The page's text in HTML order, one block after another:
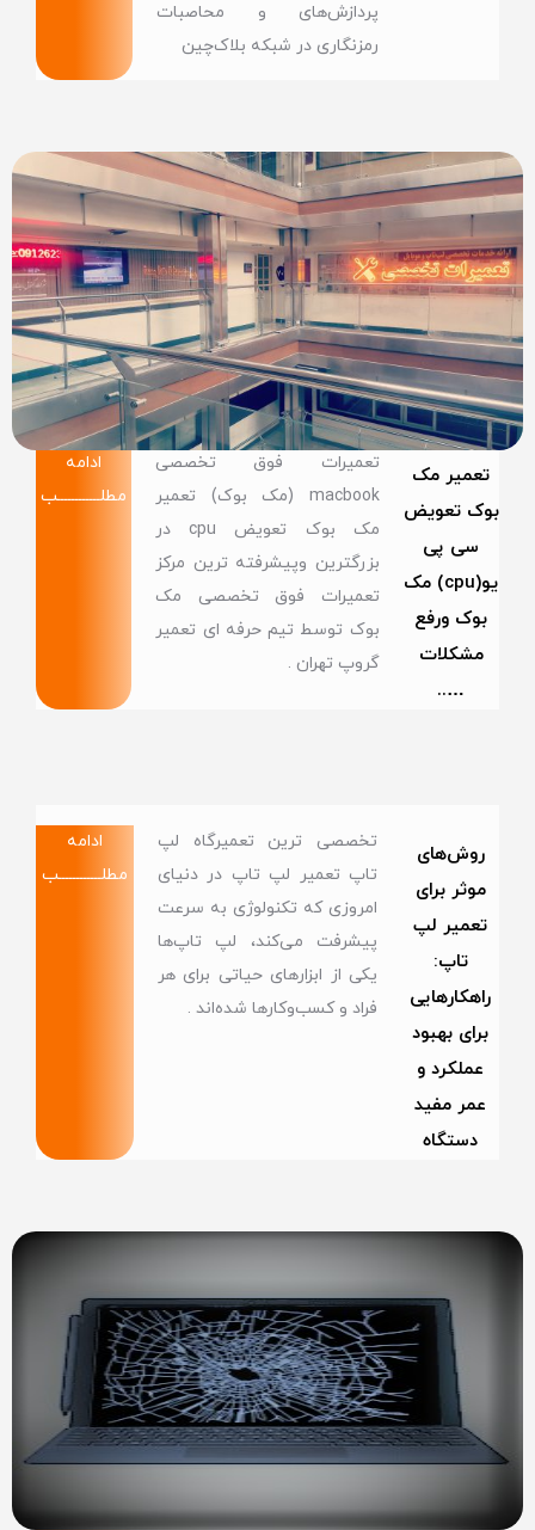
پردازش‌های و محاصبات
رمزنگاری در شبکه‌ بلاک‌چین
تعمیر مک
بوک تعویض
سی پی
یو(cpu) مک
بوک ورفع
مشکلات
…..
تعمیرات فوق تخصصی
macbook (مک بوک) تعمیر
مک بوک تعویض cpu در
بزرگترین وپیشرفته ترین مرکز
تعمیرات فوق تخصصی مک
بوک توسط تیم حرفه ای تعمیر
گروپ تهران .
ادامه
مطلــــــــــــب
روش‌های
موثر برای
تعمیر لپ
تاپ:
راهکارهایی
برای بهبود
عملکرد و
عمر مفید
دستگاه
تخصصی ترین تعمیرگاه لپ
تاپ تعمیر لپ تاپ در دنیای
امروزی که تکنولوژی به سرعت
پیشرفت می‌کند، لپ تاپ‌ها
یکی از ابزارهای حیاتی برای هر
فراد و کسب‌وکارها شده‌اند .
ادامه
مطلــــــــــــب